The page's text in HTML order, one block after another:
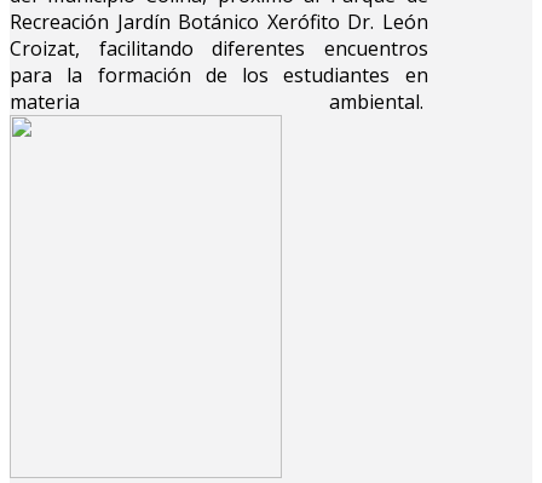
Recreación Jardín Botánico Xerófito Dr. León
Croizat, facilitando diferentes encuentros
para la formación de los estudiantes en
materia ambiental.